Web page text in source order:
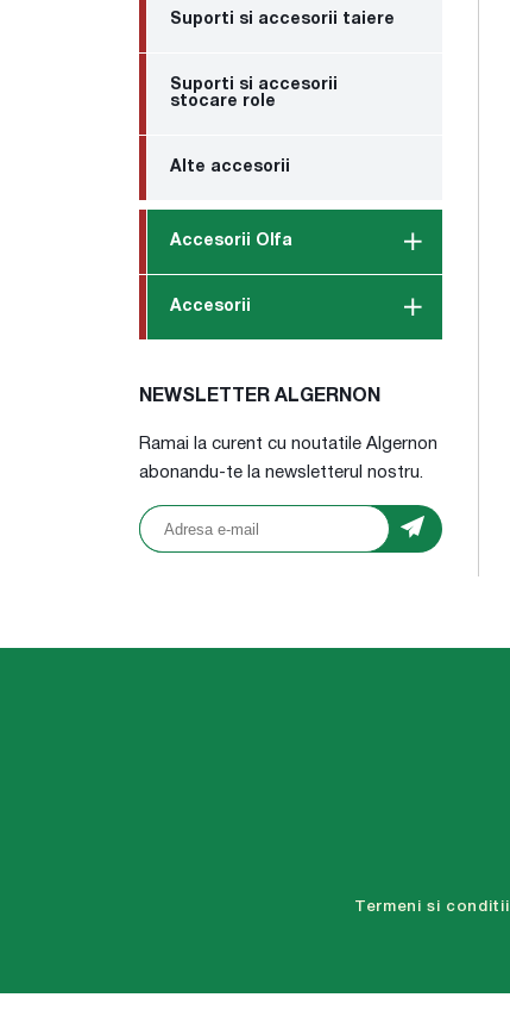
Suporti si accesorii taiere
Suporti si accesorii
stocare role
Alte accesorii
Accesorii Olfa
Accesorii
NEWSLETTER ALGERNON
Ramai la curent cu noutatile Algernon
abonandu-te la newsletterul nostru.
Termeni si conditii